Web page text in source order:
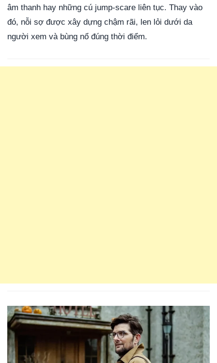
âm thanh hay những cú jump-scare liên tục. Thay vào
đó, nỗi sợ được xây dựng chậm rãi, len lỏi dưới da
người xem và bùng nổ đúng thời điểm.